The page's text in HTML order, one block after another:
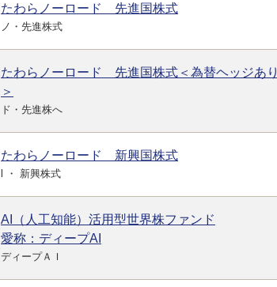
たわらノーロード 先進国株式
ノ・先進株式
たわらノーロード 先進国株式＜為替ヘッジあり
＞
ド・先進株へ
たわらノーロード 新興国株式
l ・ 新興株式
AI（人工知能）活用型世界株ファンド
愛称：ディープAI
ディープＡＩ